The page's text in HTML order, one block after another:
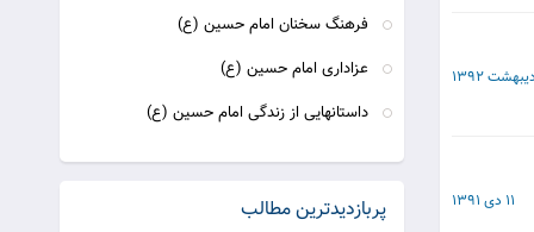
11 دی 1391
فرهنگ سخنان امام حسین (ع)
عزاداری امام حسین (ع)
داستانهایی از زندگی امام حسین (ع)
پربازدیدترین مطالب